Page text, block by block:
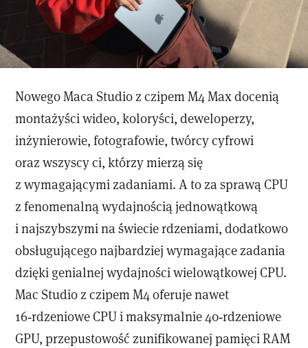
Nowego Maca Studio z czipem M4 Max docenią
montażyści wideo, koloryści, deweloperzy,
inżynierowie, fotografowie, twórcy cyfrowi
oraz wszyscy ci, którzy mierzą się
z wymagającymi zadaniami. A to za sprawą CPU
z fenomenalną wydajnością jednowątkową
i najszybszymi na świecie rdzeniami, dodatkowo
obsługującego najbardziej wymagające zadania
dzięki genialnej wydajności wielowątkowej CPU.
Mac Studio z czipem M4 oferuje nawet
16‑rdzeniowe CPU i maksymalnie 40‑rdzeniowe
GPU, przepustowość zunifikowanej pamięci RAM